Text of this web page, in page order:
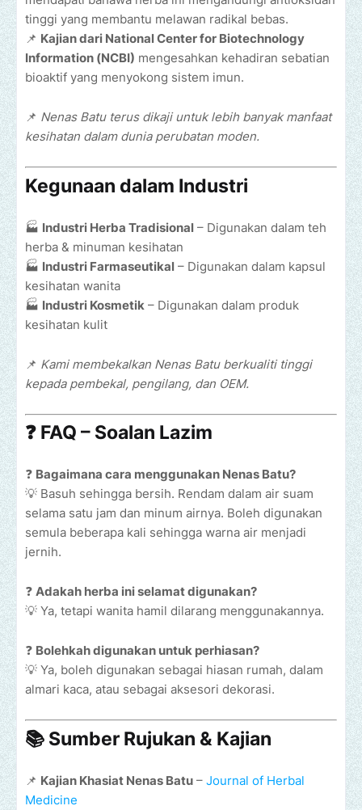
tinggi yang membantu melawan radikal bebas.
📌 Kajian dari National Center for Biotechnology
Information (NCBI) mengesahkan kehadiran sebatian
bioaktif yang menyokong sistem imun.
📌 Nenas Batu terus dikaji untuk lebih banyak manfaat
kesihatan dalam dunia perubatan moden.
Kegunaan dalam Industri
🏭 Industri Herba Tradisional – Digunakan dalam teh
herba & minuman kesihatan
🏭 Industri Farmaseutikal – Digunakan dalam kapsul
kesihatan wanita
🏭 Industri Kosmetik – Digunakan dalam produk
kesihatan kulit
📌 Kami membekalkan Nenas Batu berkualiti tinggi
kepada pembekal, pengilang, dan OEM.
❓ FAQ – Soalan Lazim
❓ Bagaimana cara menggunakan Nenas Batu?
💡 Basuh sehingga bersih. Rendam dalam air suam
selama satu jam dan minum airnya. Boleh digunakan
semula beberapa kali sehingga warna air menjadi
jernih.
❓ Adakah herba ini selamat digunakan?
💡 Ya, tetapi wanita hamil dilarang menggunakannya.
❓ Bolehkah digunakan untuk perhiasan?
💡 Ya, boleh digunakan sebagai hiasan rumah, dalam
almari kaca, atau sebagai aksesori dekorasi.
📚 Sumber Rujukan & Kajian
📌 Kajian Khasiat Nenas Batu – Journal of Herbal
Medicine